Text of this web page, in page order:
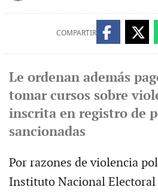
COMPARTIR
Le ordenan además
tomar cursos sobre
inscrita en registro de
sancionadas
Por razones de violencia
Instituto Nacional Electoral